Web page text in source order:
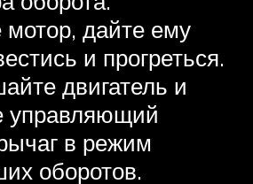
дайте ему
и прогреться.
двигатель и
управляющий
в режим
оборотов.